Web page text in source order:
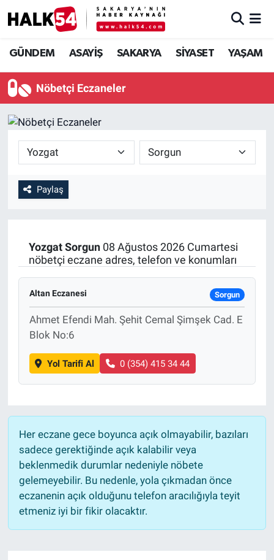
GÜNDEM ASAYİŞ SAKARYA SİYASET YAŞAM
Nöbetçi Eczaneler
Paylaş
Yozgat Sorgun08 Ağustos 2026 Cumartesi
nöbetçi eczane adres, telefon ve konumları
Altan Eczanesi Sorgun
Ahmet Efendi Mah. Şehit Cemal Şimşek Cad. E
Blok No:6
Yol Tarifi Al 0 (354) 415 34 44
Her eczane gece boyunca açık olmayabilir, bazıları
sadece gerektiğinde açık kalabilir veya
beklenmedik durumlar nedeniyle nöbete
gelemeyebilir. Bu nedenle, yola çıkmadan önce
eczanenin açık olduğunu telefon aracılığıyla teyit
etmeniz iyi bir fikir olacaktır.
GÜNDEM
SAKARYA
SPOR
EĞİTİM
MAGAZİN
ÖZEL HABER
Adapazarı Nöbetçi Eczaneler
Süper Lig Puan Durumu ve Fikstür